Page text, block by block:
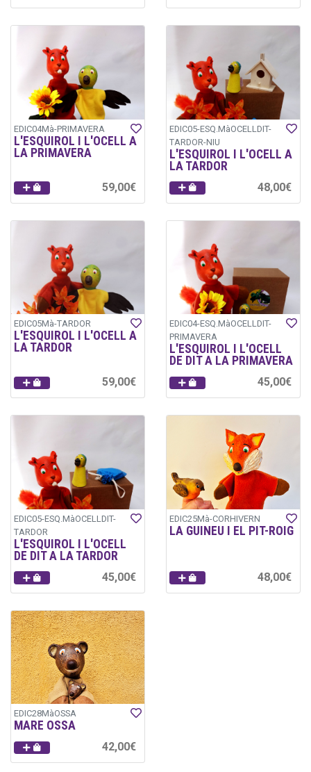
EDIC04Mà-PRIMAVERA
L'ESQUIROL I L'OCELL A
LA PRIMAVERA
59,00€
EDIC05-ESQ.MàOCELLDIT-
TARDOR-NIU
L'ESQUIROL I L'OCELL A
LA TARDOR
48,00€
EDIC05Mà-TARDOR
L'ESQUIROL I L'OCELL A
LA TARDOR
59,00€
EDIC04-ESQ.MàOCELLDIT-
PRIMAVERA
L'ESQUIROL I L'OCELL
DE DIT A LA PRIMAVERA
45,00€
EDIC05-ESQ.MàOCELLDIT-
TARDOR
L'ESQUIROL I L'OCELL
DE DIT A LA TARDOR
45,00€
EDIC25Mà-CORHIVERN
LA GUINEU I EL PIT-ROIG
48,00€
EDIC28MàOSSA
MARE OSSA
42,00€